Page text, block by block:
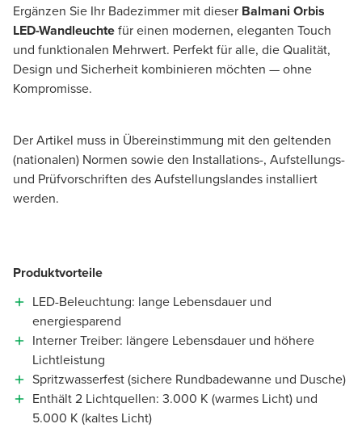
Ergänzen Sie Ihr Badezimmer mit dieser Balmani Orbis
LED-Wandleuchtefür einen modernen, eleganten Touch
und funktionalen Mehrwert. Perfekt für alle, die Qualität,
Design und Sicherheit kombinieren möchten — ohne
Kompromisse.
Der Artikel muss in Übereinstimmung mit den geltenden
(nationalen) Normen sowie den Installations-, Aufstellungs-
und Prüfvorschriften des Aufstellungslandes installiert
werden.
Produktvorteile
LED-Beleuchtung: lange Lebensdauer und
energiesparend
Interner Treiber: längere Lebensdauer und höhere
Lichtleistung
Spritzwasserfest (sichere Rundbadewanne und Dusche)
Enthält 2 Lichtquellen: 3.000 K (warmes Licht) und
5.000 K (kaltes Licht)